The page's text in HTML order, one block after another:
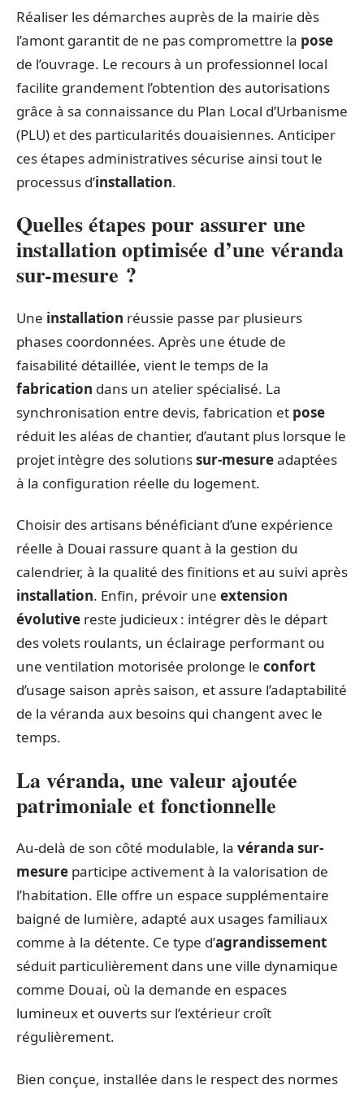
Réaliser les démarches auprès de la mairie dès
l’amont garantit de ne pas compromettre la pose
de l’ouvrage. Le recours à un professionnel local
facilite grandement l’obtention des autorisations
grâce à sa connaissance du Plan Local d’Urbanisme
(PLU) et des particularités douaisiennes. Anticiper
ces étapes administratives sécurise ainsi tout le
processus d’installation.
Quelles étapes pour assurer une
installation optimisée d’une véranda
sur-mesure ?
Une installation réussie passe par plusieurs
phases coordonnées. Après une étude de
faisabilité détaillée, vient le temps de la
fabrication dans un atelier spécialisé. La
synchronisation entre devis, fabrication et pose
réduit les aléas de chantier, d’autant plus lorsque le
projet intègre des solutionssur-mesureadaptées
à la configuration réelle du logement.
Choisir des artisans bénéficiant d’une expérience
réelle à Douai rassure quant à la gestion du
calendrier, à la qualité des finitions et au suivi après
installation. Enfin, prévoir une extension
évolutive reste judicieux : intégrer dès le départ
des volets roulants, un éclairage performant ou
une ventilation motorisée prolonge le confort
d’usage saison après saison, et assure l’adaptabilité
de la véranda aux besoins qui changent avec le
temps.
La véranda, une valeur ajoutée
patrimoniale et fonctionnelle
Au-delà de son côté modulable, la véranda sur-
mesure participe activement à la valorisation de
l’habitation. Elle offre un espace supplémentaire
baigné de lumière, adapté aux usages familiaux
comme à la détente. Ce type d’agrandissement
séduit particulièrement dans une ville dynamique
comme Douai, où la demande en espaces
lumineux et ouverts sur l’extérieur croît
régulièrement.
Bien conçue, installée dans le respect des normes